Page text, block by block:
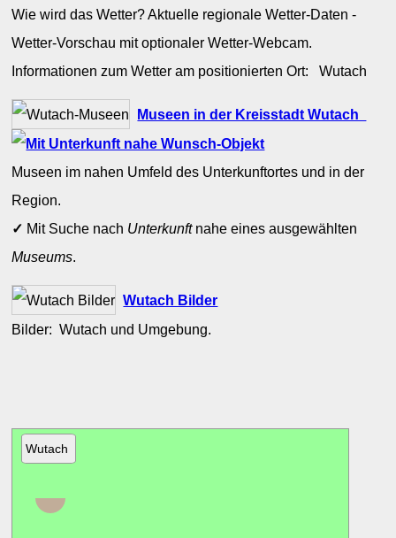
Wie wird das Wetter? Aktuelle regionale Wetter-Daten -
Wetter-Vorschau mit optionaler Wetter-Webcam.
Informationen zum Wetter am positionierten Ort: Wutach
Museen in der Kreisstadt Wutach
Museen im nahen Umfeld des Unterkunftortes und in der
Region.
✓ Mit Suche nach Unterkunftnahe eines ausgewählten
Museums.
Wutach Bilder
Bilder: Wutach und Umgebung.
Wutach